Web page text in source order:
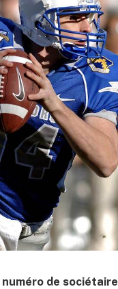
numéro de sociétaire